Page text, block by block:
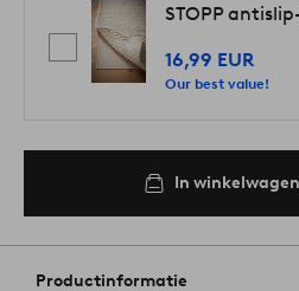
STOPP
16,99 EUR
Our best value!
In winkelwagen
Productinformatie